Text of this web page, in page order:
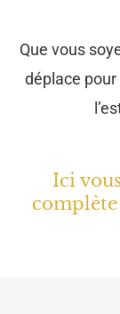
Que vous
déplace
Ici